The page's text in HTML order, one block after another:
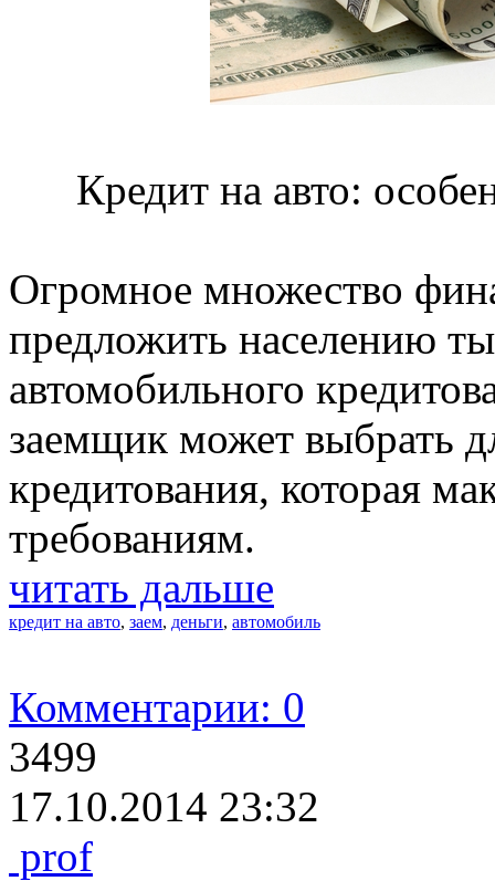
Кредит на авто:
Огромное множество
предложить населению
автомобильного
заемщик может выбрать
кредитования, которая
требованиям.
читать дальше
кредит на авто, заем, деньги, автомобиль
Комментарии: 0
3499
17.10.2014 23:32
prof